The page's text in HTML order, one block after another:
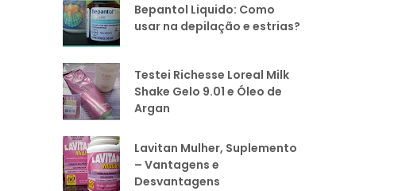
Bepantol Liquido: Como
usar na depilação e estrias?
Testei Richesse Loreal Milk
Shake Gelo 9.01 e Óleo de
Argan
Lavitan Mulher, Suplemento
– Vantagens e
Desvantagens